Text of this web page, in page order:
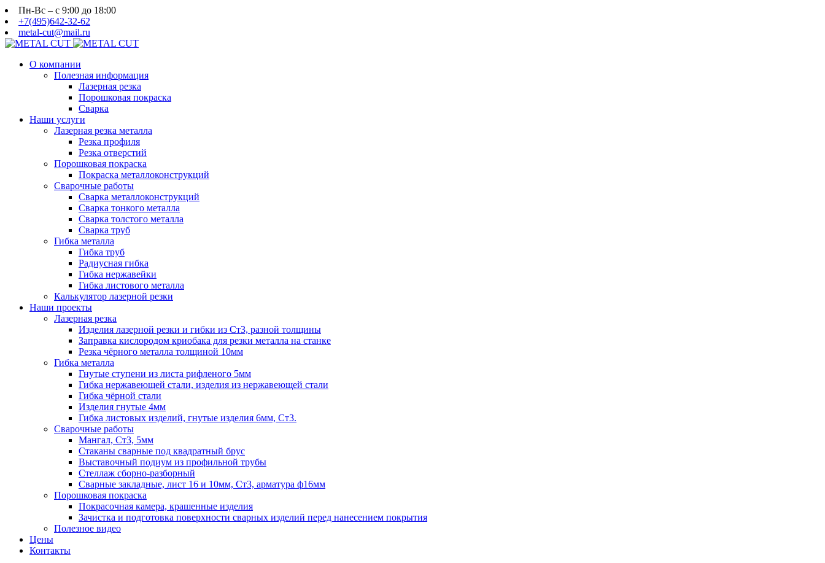
Пн-Вс – с 9:00 до 18:00
+7(495)642-32-62
metal-cut@mail.ru
О компании
Полезная информация
Лазерная резка
Порошковая покраска
Сварка
Наши услуги
Лазерная резка металла
Резка профиля
Резка отверстий
Порошковая покраска
Покраска металлоконструкций
Сварочные работы
Сварка металлоконструкций
Сварка тонкого металла
Сварка толстого металла
Сварка труб
Гибка металла
Гибка труб
Радиусная гибка
Гибка нержавейки
Гибка листового металла
Калькулятор лазерной резки
Наши проекты
Лазерная резка
Изделия лазерной резки и гибки из Ст3, разной толщины
Заправка кислородом криобака для резки металла на станке
Резка чёрного металла толщиной 10мм
Гибка металла
Гнутые ступени из листа рифленого 5мм
Гибка нержавеющей стали, изделия из нержавеющей стали
Гибка чёрной стали
Изделия гнутые 4мм
Гибка листовых изделий, гнутые изделия 6мм, Ст3.
Сварочные работы
Мангал, Ст3, 5мм
Стаканы сварные под квадратный брус
Выставочный подиум из профильной трубы
Стеллаж сборно-разборный
Сварные закладные, лист 16 и 10мм, Ст3, арматура ф16мм
Порошковая покраска
Покрасочная камера, крашенные изделия
Зачистка и подготовка поверхности сварных изделий перед нанесением покрытия
Полезное видео
Цены
Контакты